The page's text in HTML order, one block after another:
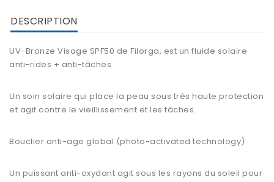
DESCRIPTION
UV-Bronze Visage SPF50 de Filorga, est un fluide solaire
anti-rides + anti-tâches.
Un soin solaire qui place la peau sous très haute protection
et agit contre le vieillissement et les tâches.
Bouclier anti-age global (photo-activated technology) :
Un puissant anti-oxydant agit sous les rayons du soleil pour